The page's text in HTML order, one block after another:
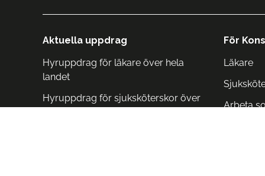
Aktuella uppdrag
Hyruppdrag för läkare över hela
landet
Hyruppdrag för sjuksköterskor över
För
Läkare
Arbeta